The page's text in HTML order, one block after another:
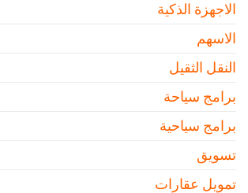
الاجهزة الذكية
الاسهم
النقل الثقيل
برامج سياحة
برامج سياحية
تسويق
تمويل عقارات